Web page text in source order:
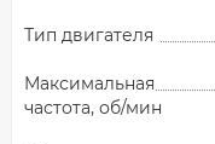
Тип двигателя
Максимальная
частота, об/мин